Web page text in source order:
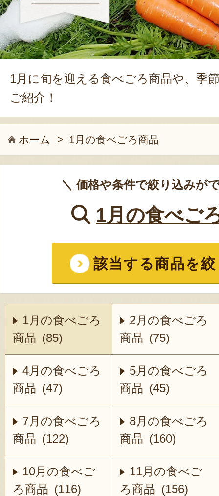
1月に旬を迎える食べごろ商品や、季
ご紹介！
ホーム > 1月の食べごろ商品
＼ 価格や条件で絞り込みが
1月の食べご
該当する商品を
1月の食べごろ
商品 (85)
2月の食べごろ
商品 (75)
4月の食べごろ
商品 (47)
5月の食べごろ
商品 (45)
7月の食べごろ
商品 (122)
8月の食べごろ
商品 (160)
10月の食べご
ろ商品 (116)
11月の食べご
ろ商品 (156)